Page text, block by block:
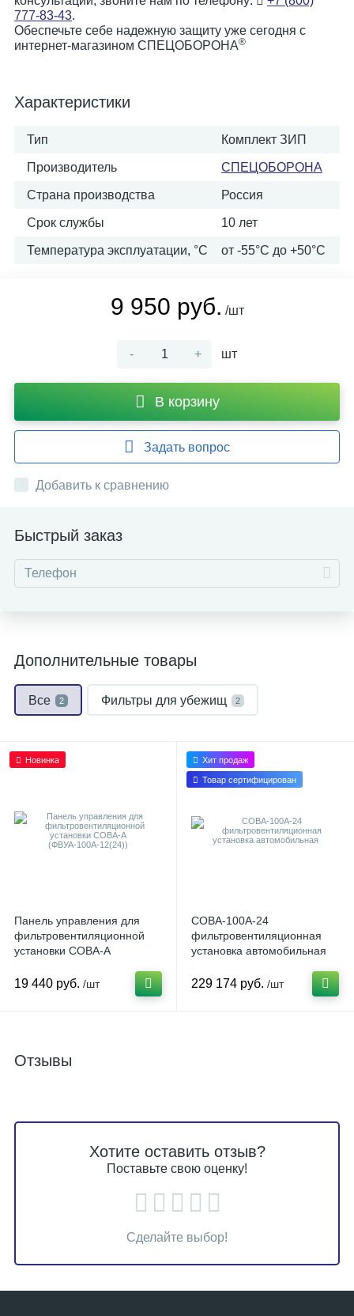
777-83-43.
Обеспечьте себе надежную защиту уже сегодня с
интернет-магазином СПЕЦОБОРОНА®
Характеристики
Тип Комплект ЗИП
Производитель СПЕЦОБОРОНА
Страна производства Россия
Срок службы 10 лет
Температура эксплуатации, °C от -55°С до +50°С
9 950 руб. /шт
- + шт
В корзину
Задать вопрос
Добавить к сравнению
Быстрый заказ
Дополнительные товары
Все 2 Фильтры для убежищ 2
Новинка
Панель управления для
фильтровентиляционной
установки СОВА-А
19 440 руб. /шт
Хит продаж
Товар сертифицирован
СОВА-100А-24
фильтровентиляционная
установка автомобильная
229 174 руб. /шт
Отзывы
Хотите оставить отзыв?
Поставьте свою оценку!
Сделайте выбор!